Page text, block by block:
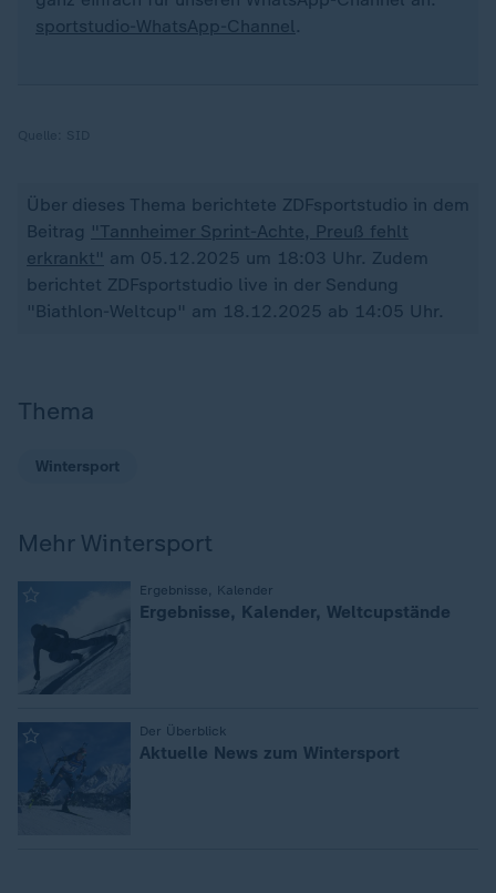
sportstudio-WhatsApp-Channel.
Über dieses Thema berichtete ZDFsportstudio in dem
Beitrag "Tannheimer Sprint-Achte, Preuß fehlt
erkrankt" am 05.12.2025 um 18:03 Uhr. Zudem
berichtet ZDFsportstudio live in der Sendung
"Biathlon-Weltcup" am 18.12.2025 ab 14:05 Uhr.
Thema
Wintersport
Mehr Wintersport
Ergebnisse, Kalender
Ergebnisse, Kalender, Weltcupstände
Der Überblick
Aktuelle News zum Wintersport